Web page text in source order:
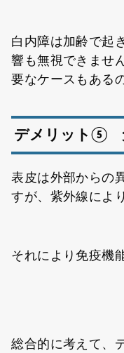
白内障は加齢で起
響も無視できませ
要なケースもある
デメリット⑤
表皮は外部からの
すが、紫外線によ
それにより免疫機
総合的に考えて、